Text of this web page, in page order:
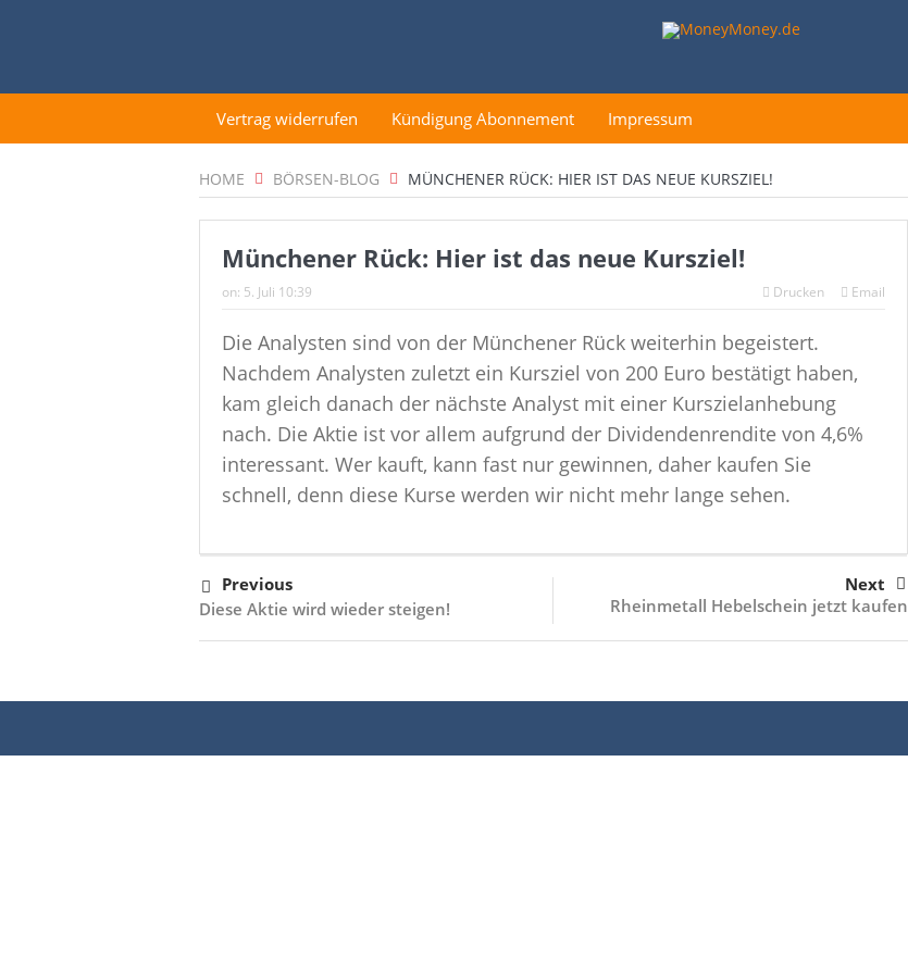
Vertrag widerrufen Kündigung Abonnement Impressum
HOME BÖRSEN-BLOG MÜNCHENER RÜCK: HIER IST DAS NEUE KURSZIEL!
Münchener Rück: Hier ist das neue Kursziel!
on: 5. Juli 10:39 Drucken Email
Die Analysten sind von der Münchener Rück weiterhin begeistert.
Nachdem Analysten zuletzt ein Kursziel von 200 Euro bestätigt haben,
kam gleich danach der nächste Analyst mit einer Kurszielanhebung
nach. Die Aktie ist vor allem aufgrund der Dividendenrendite von 4,6%
interessant. Wer kauft, kann fast nur gewinnen, daher kaufen Sie
schnell, denn diese Kurse werden wir nicht mehr lange sehen.
Previous
Diese Aktie wird wieder steigen!
Next
Rheinmetall Hebelschein jetzt kaufen